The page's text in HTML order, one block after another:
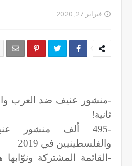
فبراير 27, 2020
ثانية!
-495 ألف منشور
والفلسطينيين في 2019
-القائمة المشتركة